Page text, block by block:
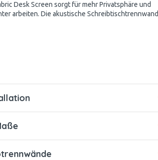
Desk Screen sorgt für mehr Privatsphäre und
arbeiten. Die akustische Schreibtischtrennwand